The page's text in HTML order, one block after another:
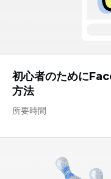
初心者のために
方法
所要時間